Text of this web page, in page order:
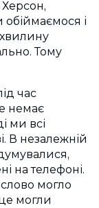
обіймаємося і
Тому
час
немає
ми всі
В незалежній
на телефоні.
могло
могли